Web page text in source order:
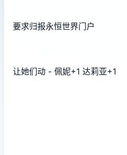
要求归报永恒世界门户
让她们动 - 佩妮+1 达莉亚+1